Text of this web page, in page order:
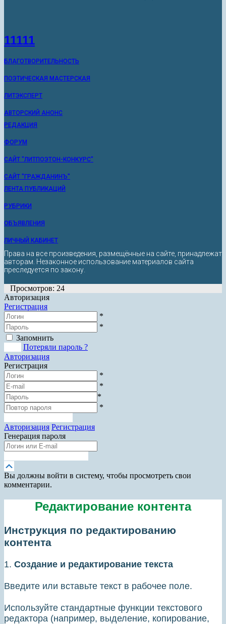
11111
БЛАГОТВОРИТЕЛЬНОСТЬ
ПОЭТИЧЕСКАЯ МАСТЕРСКАЯ
ЛИТЭКСПЕРТ
АВТОРСКИЙ АНОНС
РЕДАКЦИЯ
ФОРУМ
САЙТ "ЛИТПОЭТОН-КОНКУРС"
САЙТ "ГРАЖДАНИНЪ"
ЛЕНТА ПУБЛИКАЦИЙ
РУБРИКИ
ОБЪЯВЛЕНИЯ
ЛИЧНЫЙ КАБИНЕТ
Права на все произведения, размещённые на сайте, принадлежат
авторам. Незаконное использование материалов сайта
преследуется по закону.
Просмотров: 24
Авторизация
Регистрация
*
*
Запомнить
Потеряли пароль ?
Авторизация
Регистрация
*
*
*
*
Авторизация Регистрация
Генерация пароля
вверх
Вы должны войти в систему, чтобы просмотреть свои
комментарии.
Редактирование контента
Инструкция по редактированию
контента
1. Создание и редактирование текста
Введите или вставьте текст в рабочее поле.
Используйте стандартные функции текстового
редактора (например, выделение, копирование,